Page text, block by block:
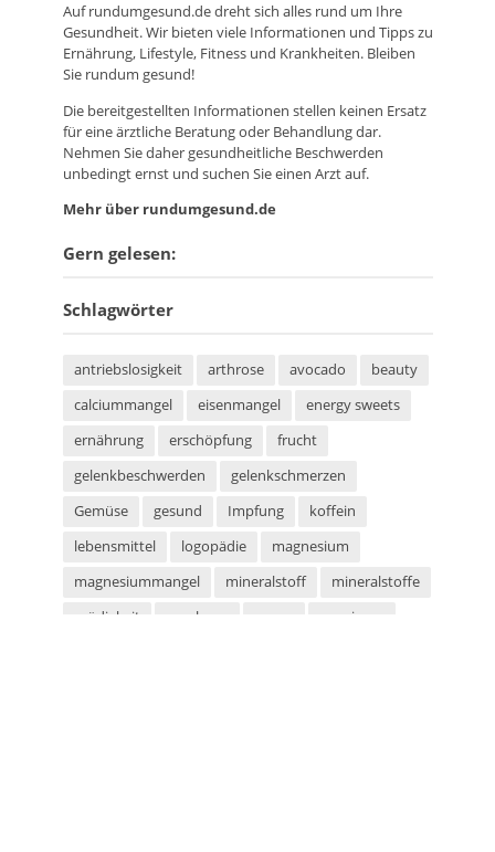
Aufrundumgesund.dedreht sich alles rund um Ihre
Gesundheit. Wir bieten viele Informationen und Tipps zu
Ernährung, Lifestyle, Fitness und Krankheiten. Bleiben
Sie rundum gesund!
Die bereitgestellten Informationen stellen keinen Ersatz
für eine ärztliche Beratung oder Behandlung dar.
Nehmen Sie daher gesundheitliche Beschwerden
unbedingt ernst und suchen Sie einen Arzt auf.
Mehr über rundumgesund.de
Gern gelesen:
Schlagwörter
antriebslosigkeit arthrose avocado
beauty
calciummangel
eisenmangel
energy sweets
ernährung
erschöpfung
frucht
gelenkbeschwerden
gelenkschmerzen
Gemüse
gesund Impfung
koffein
lebensmittel
logopädie
magnesium
magnesiummangel
mineralstoff
mineralstoffe
müdigkeit
parabene
saunieren